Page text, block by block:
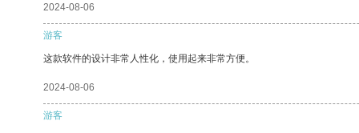
2024-08-06
游客
这款软件的设计非常人性化，使用起来非常方便。
2024-08-06
游客